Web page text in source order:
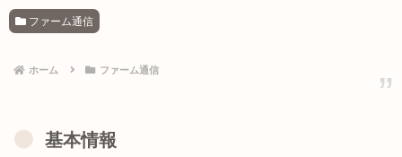
ファーム通信
ホーム ファーム通信
基本情報